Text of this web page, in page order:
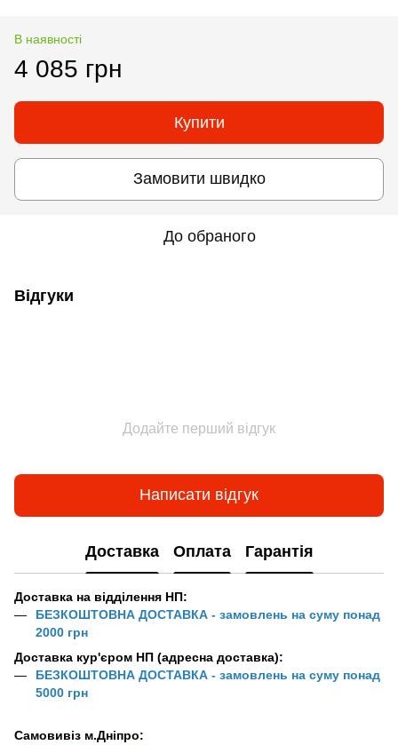
В наявності
4 085 грн
Купити
Замовити швидко
До обраного
Відгуки
Додайте перший відгук
Написати відгук
Доставка Оплата Гарантія
Доставка на відділення НП:
БЕЗКОШТОВНА ДОСТАВКА - замовлень на суму понад
2000 грн
Доставка кур'єром НП (адресна доставка):
БЕЗКОШТОВНА ДОСТАВКА - замовлень на суму понад
5000 грн
Самовивіз м.Дніпро: